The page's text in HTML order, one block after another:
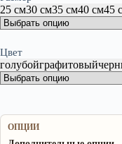
25 см30 см35 см40 см45
Цвет
голубойграфитовый
ОПЦИИ